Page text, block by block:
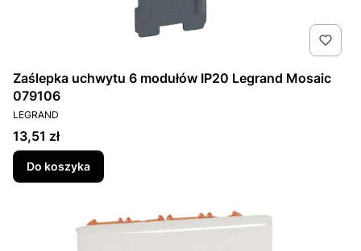
Zaślepka uchwytu 6 modułów IP20 Legrand Mosaic
079106
PRODUCENT
LEGRAND
Cena
13,51 zł
Do koszyka